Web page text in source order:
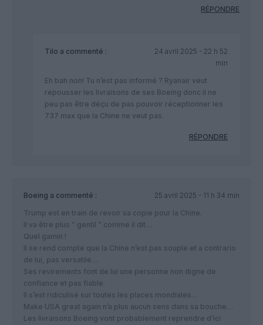
RÉPONDRE
Tilo a commenté :
24 avril 2025 - 22 h 52
min
Eh bah non! Tu n’est pas informé ? Ryanair veut
repousser les livraisons de ses Boeing donc il ne
peu pas être déçu de pas pouvoir réceptionner les
737 max que la Chine ne veut pas.
RÉPONDRE
Boeing a commenté :
25 avril 2025 - 11 h 34 min
Trump est en train de revoir sa copie pour la Chine.
Il va être plus ” gentil ” comme il dit…
Quel gamin !
Il se rend compte que la Chine n’est pas souple et a contrario
de lui, pas versatile…
Ses revirements font de lui une personne non digne de
confiance et pas fiable.
Il s’est ridiculisé sur toutes les places mondiales…
Make USA great again n’a plus aucun sens dans sa bouche…
Les livraisons Boeing vont probablement reprendre d’ici